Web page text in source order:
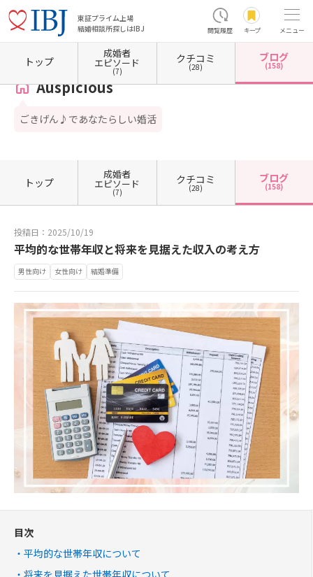
東証プライム上場
結婚相談所探しはIBJ
閲覧履歴 キープ メニュー
ホーム 福井県の結婚相談所 福井県福井市 Auspicious カウンセラーブログ一覧
Auspicious
ごきげん♪であなたらしい婚活
トップ
成婚者
エピソード
(7)
クチコミ
(28)
ブログ
(158)
トップ
成婚者
エピソード
(7)
クチコミ
(28)
ブログ
(158)
投稿日：2025/10/19
平均的な世帯年収と将来を見据えた収入の考え方
男性向け 女性向け 結婚準備
目次
平均的な世帯年収について
将来を見据えた世帯年収について